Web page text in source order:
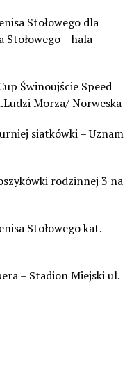
Stołowego dla
Stołowego – hala
Świnoujście Speed
Morza/ Norweska
siatkówki – Uznam
rodzinnej 3 na
Stołowego kat.
– Stadion Miejski ul.